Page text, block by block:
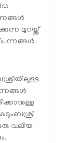
മുറയ്ക്ക്
വലിയ